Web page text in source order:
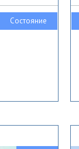
Состояние